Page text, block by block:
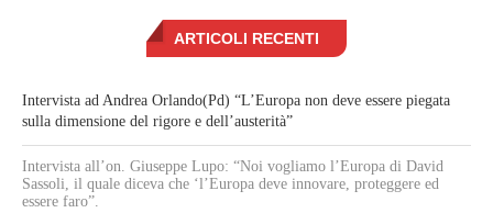
ARTICOLI RECENTI
Intervista ad Andrea Orlando(Pd) “L’Europa non deve essere piegata
sulla dimensione del rigore e dell’austerità”
Intervista all’on. Giuseppe Lupo: “Noi vogliamo l’Europa di David
Sassoli, il quale diceva che ‘l’Europa deve innovare, proteggere ed
essere faro”.